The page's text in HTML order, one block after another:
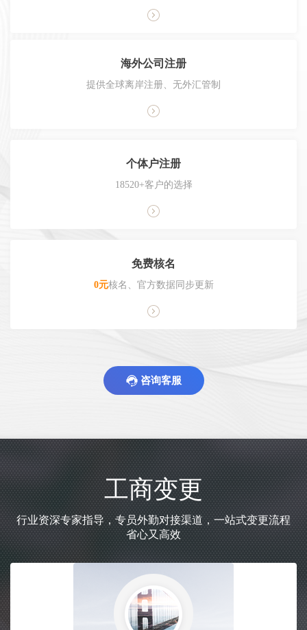
海外公司注册
提供全球离岸注册、无外汇管制
个体户注册
18520+客户的选择
免费核名
0元核名、官方数据同步更新
咨询客服
工商变更
行业资深专家指导，专员外勤对接渠道，一站式变更流程
省心又高效